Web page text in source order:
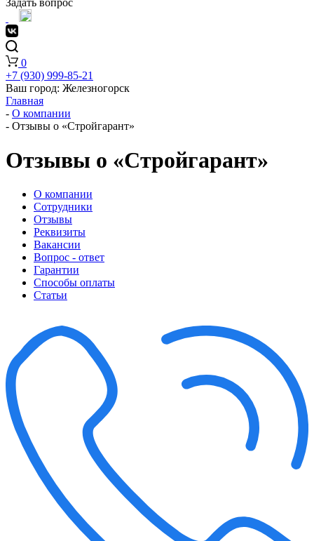
0
+7 (930) 999-85-21
Ваш город: Железногорск
Главная
- О компании
- Отзывы о «Стройгарант»
Отзывы о «Стройгарант»
О компании
Сотрудники
Отзывы
Реквизиты
Вакансии
Вопрос - ответ
Гарантии
Способы оплаты
Статьи